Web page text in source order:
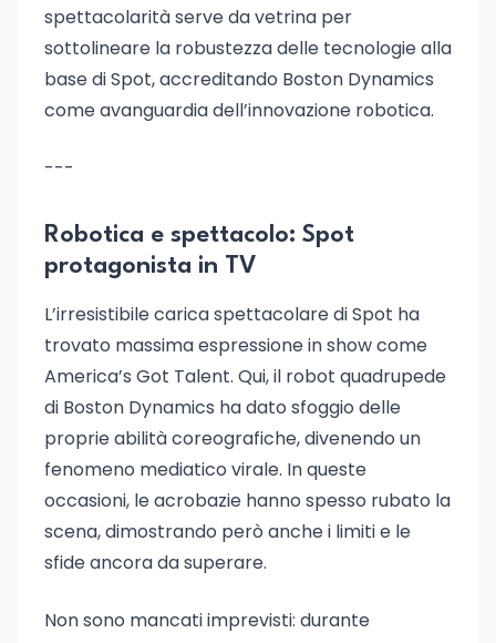
spettacolarità serve da vetrina per
sottolineare la robustezza delle tecnologie alla
base di Spot, accreditando Boston Dynamics
come avanguardia dell’innovazione robotica.
---
Robotica e spettacolo: Spot
protagonista in TV
L’irresistibile carica spettacolare di Spot ha
trovato massima espressione in show come
America’s Got Talent. Qui, il robot quadrupede
di Boston Dynamics ha dato sfoggio delle
proprie abilità coreografiche, divenendo un
fenomeno mediatico virale. In queste
occasioni, le acrobazie hanno spesso rubato la
scena, dimostrando però anche i limiti e le
sfide ancora da superare.
Non sono mancati imprevisti: durante